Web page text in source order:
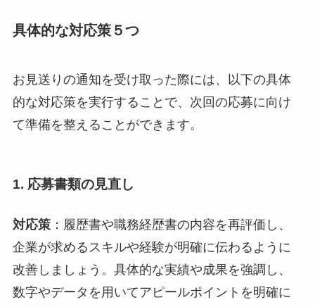
具体的な対応策５つ
お見送りの通知を受け取った際には、以下の具体
的な対応策を実行することで、次回の応募に向け
て準備を整えることができます。
1. 応募書類の見直し
対応策：履歴書や職務経歴書の内容を再評価し、
企業が求めるスキルや経験が明確に伝わるように
改善しましょう。具体的な実績や成果を強調し、
数字やデータを用いてアピールポイントを明確に